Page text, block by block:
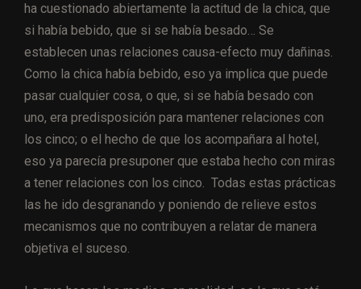
ha cuestionado abiertamente la actitud de la chica, que
si había bebido, que si se había besado… Se
establecen unas relaciones causa-efecto muy dañinas.
Como la chica había bebido, eso ya implica que puede
pasar cualquier cosa, o que, si se había besado con
uno, era predisposición para mantener relaciones con
los cinco; o el hecho de que los acompañara al hotel,
eso ya parecía presuponer que estaba hecho con miras
a tener relaciones con los cinco. Todas estas prácticas
las he ido desgranando y poniendo de relieve estos
mecanismos que no contribuyen a relatar de manera
objetiva el suceso.